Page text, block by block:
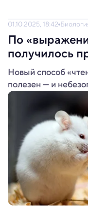
01.10.2025, 18:42
По
получилось
Новый способ
полезен — и